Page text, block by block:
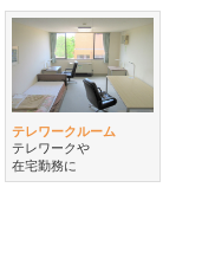
テレワークルーム
テレワークや
在宅勤務に